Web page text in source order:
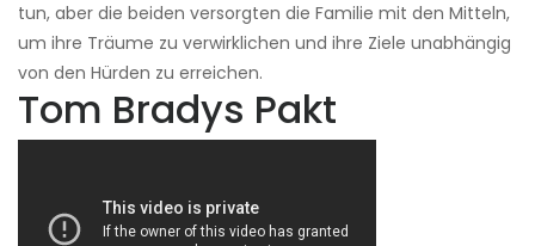
tun, aber die beiden versorgten die Familie mit den Mitteln,
um ihre Träume zu verwirklichen und ihre Ziele unabhängig
von den Hürden zu erreichen.
Tom Bradys Pakt